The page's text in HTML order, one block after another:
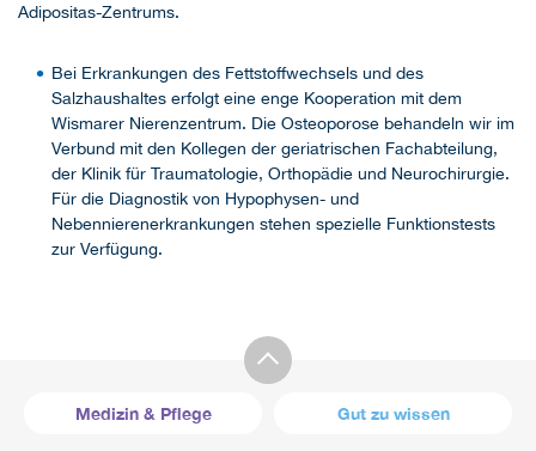
Adipositas-Zentrums.
Bei Erkrankungen des Fettstoffwechsels und des
Salzhaushaltes erfolgt eine enge Kooperation mit dem
Wismarer Nierenzentrum. Die Osteoporose behandeln wir im
Verbund mit den Kollegen der geriatrischen Fachabteilung,
der Klinik für Traumatologie, Orthopädie und Neurochirurgie.
Für die Diagnostik von Hypophysen- und
Nebennierenerkrankungen stehen spezielle Funktionstests
zur Verfügung.
Medizin & Pflege Gut zu wissen